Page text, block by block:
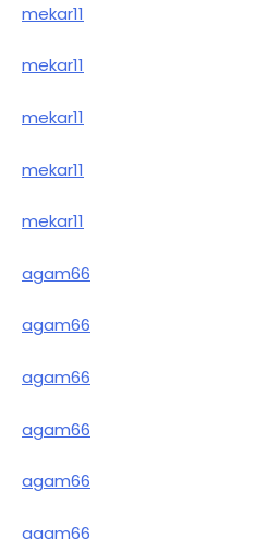
mekar11
mekar11
mekar11
mekar11
mekar11
agam66
agam66
agam66
agam66
agam66
agam66